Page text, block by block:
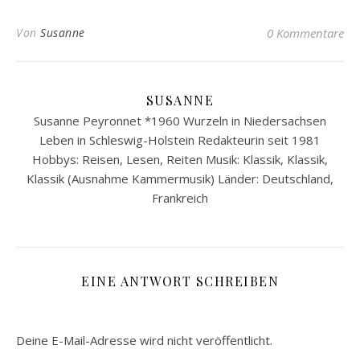
Von Susanne 0 Kommentare
SUSANNE
Susanne Peyronnet *1960 Wurzeln in Niedersachsen
Leben in Schleswig-Holstein Redakteurin seit 1981
Hobbys: Reisen, Lesen, Reiten Musik: Klassik, Klassik,
Klassik (Ausnahme Kammermusik) Länder: Deutschland,
Frankreich
EINE ANTWORT SCHREIBEN
Deine E-Mail-Adresse wird nicht veröffentlicht.